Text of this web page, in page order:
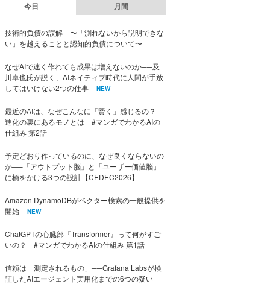
今日 月間
技術的負債の誤解 〜「測れないから説明できな
い」を越えることと認知的負債について〜
なぜAIで速く作れても成果は増えないのか──及
川卓也氏が説く、AIネイティブ時代に人間が手放
してはいけない2つの仕事
NEW
最近のAIは、なぜこんなに「賢く」感じるの？
進化の裏にあるモノとは #マンガでわかるAIの
仕組み 第2話
予定どおり作っているのに、なぜ良くならないの
か──「アウトプット脳」と「ユーザー価値脳」
に橋をかける3つの設計【CEDEC2026】
Amazon DynamoDBがベクター検索の一般提供を
開始
NEW
ChatGPTの心臓部『Transformer』って何がすご
いの？ #マンガでわかるAIの仕組み 第1話
信頼は「測定されるもの」──Grafana Labsが検
証したAIエージェント実用化までの6つの疑い